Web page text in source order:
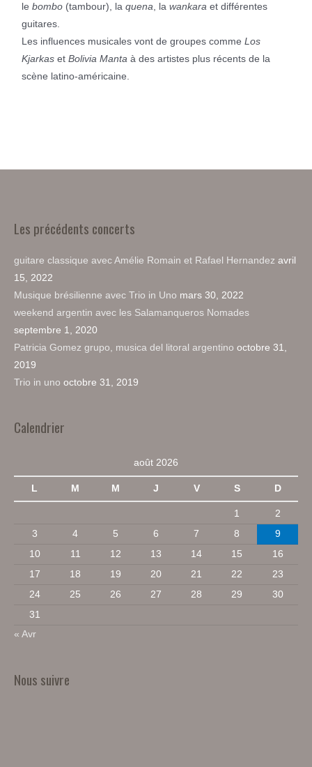
lebombo (tambour), laquena , lawankara et différentes
guitares.
Les influences musicales vont de groupes commeLos
Kjarkas etBolivia Manta à des artistes plus récents de la
scène latino-américaine.
Les précédents concerts
guitare classique avec Amélie Romain et Rafael Hernandez avril
15, 2022
Musique brésilienne avec Trio in Uno mars 30, 2022
weekend argentin avec les Salamanqueros Nomades
septembre 1, 2020
Patricia Gomez grupo, musica del litoral argentino octobre 31,
2019
Trio in uno octobre 31, 2019
Calendrier
août 2026
L M M J V S D
1
2
3
4 5 6 7 8
9
10
11 12 13 14 15
16
17
18 19 20 21 22
23
24
25 26 27 28 29
30
31
« Avr
Nous suivre